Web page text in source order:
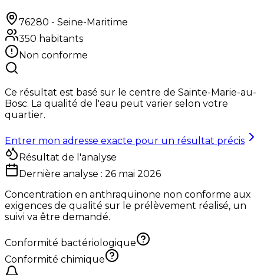
76280 - Seine-Maritime
350 habitants
Non conforme
Ce résultat est basé sur le centre de Sainte-Marie-au-
Bosc. La qualité de l'eau peut varier selon votre
quartier.
Entrer mon adresse exacte pour un résultat précis
Résultat de l'analyse
Dernière analyse : 26 mai 2026
Concentration en anthraquinone non conforme aux
exigences de qualité sur le prélèvement réalisé, un
suivi va être demandé.
Conformité bactériologique
Conformité chimique